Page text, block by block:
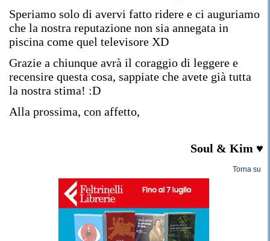
Speriamo solo di avervi fatto ridere e ci auguriamo
che la nostra reputazione non sia annegata in
piscina come quel televisore XD
Grazie a chiunque avrà il coraggio di leggere e
recensire questa cosa, sappiate che avete già tutta
la nostra stima! :D
Alla prossima, con affetto,
Soul & Kim ♥
Torna su